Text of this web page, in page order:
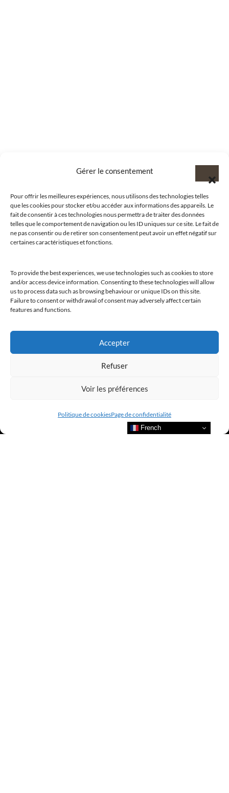
Gérer le consentement
Pour offrir les meilleures expériences, nous utilisons des technologies telles
que les cookies pour stocker et/ou accéder aux informations des appareils. Le
fait de consentir à ces technologies nous permettra de traiter des données
telles que le comportement de navigation ou les ID uniques sur ce site. Le fait de
ne pas consentir ou de retirer son consentement peut avoir un effet négatif sur
certaines caractéristiques et fonctions.
To provide the best experiences, we use technologies such as cookies to store
and/or access device information. Consenting to these technologies will allow
us to process data such as browsing behaviour or unique IDs on this site.
Failure to consent or withdrawal of consent may adversely affect certain
features and functions.
Accepter
Refuser
Voir les préférences
Politique de cookiesPage de confidentialité
@clubamilcar
French